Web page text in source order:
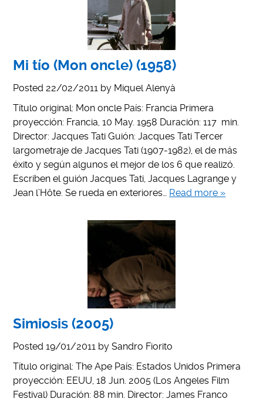
Mi tío (Mon oncle) (1958)
Posted 22/02/2011 by Miquel Alenyà
Título original: Mon oncle País: Francia Primera
proyección: Francia, 10 May. 1958 Duración: 117 min.
Director: Jacques Tati Guión: Jacques Tati Tercer
largometraje de Jacques Tati (1907-1982), el de más
éxito y según algunos el mejor de los 6 que realizó.
Escriben el guión Jacques Tati, Jacques Lagrange y
Jean l’Hôte. Se rueda en exteriores… Read more »
Simiosis (2005)
Posted19/01/2011 bySandro Fiorito
Título original: The Ape País: Estados Unidos Primera
proyección: EEUU, 18 Jun. 2005 (Los Angeles Film
Festival) Duración: 88 min. Director: James Franco